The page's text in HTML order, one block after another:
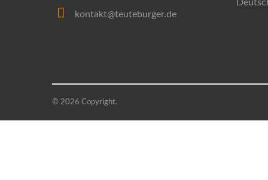
kontakt@teuteburger.de
© 2026 Copyright.